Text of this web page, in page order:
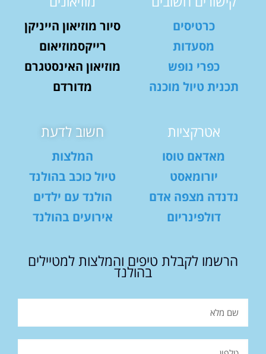
כרטיסים
מסעדות
כפרי נופש
תכנית טיול מוכנה
סיור מוזיאון הייניקן
רייקסמוזיאום
מוזיאון האינסטגרם
מדורדם
אטרקציות
מאדאם טוסו
יורומאסט
נדנדה מצפה אדם
דולפינריום
חשוב לדעת
המלצות
טיול כוכב בהולנד
הולנד עם ילדים
אירועים בהולנד
הרשמו לקבלת טיפים והמלצות למטיילים
בהולנד